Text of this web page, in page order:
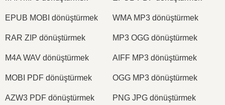
EPUB MOBI dönüştürmek WMA MP3 dönüştürmek
RAR ZIP dönüştürmek MP3 OGG dönüştürmek
M4A WAV dönüştürmek AIFF MP3 dönüştürmek
MOBI PDF dönüştürmek OGG MP3 dönüştürmek
AZW3 PDF dönüştürmek PNG JPG dönüştürmek